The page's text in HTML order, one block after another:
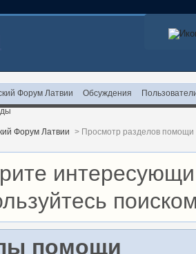
Форум Латвии Обсуждения
Форум Латвии > Просмотр разделов помощи
помощи